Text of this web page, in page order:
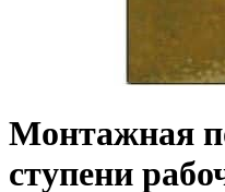
Монтажная
ступени